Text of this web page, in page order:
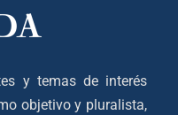
y temas de interés
objetivo y pluralista,